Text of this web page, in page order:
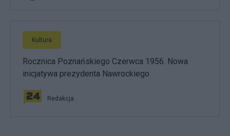
Kultura
Rocznica Poznańskiego Czerwca 1956. Nowa
inicjatywa prezydenta Nawrockiego
Redakcja